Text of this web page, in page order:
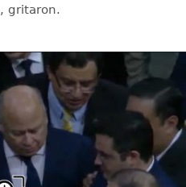
, gritaron.